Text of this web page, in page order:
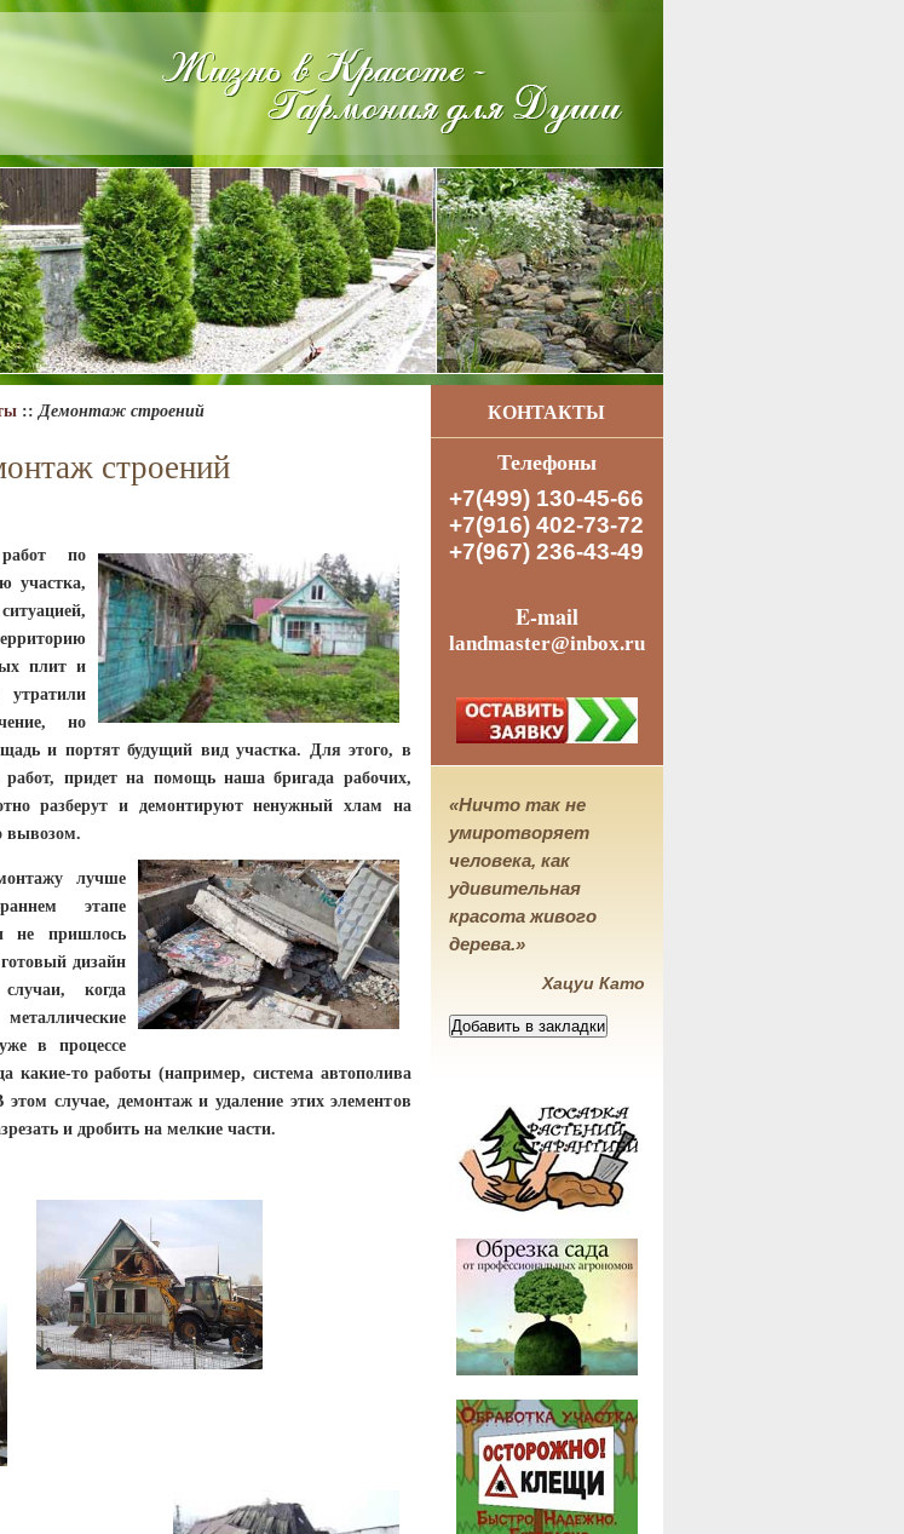
::Демонтаж строений
строений
по
участка,
плит и
но
и портят будущий вид участка. Для этого, в
придет на помощь наша бригада рабочих,
разберут и демонтируют ненужный хлам на
вывозом.
лучше
этапе
не пришлось
дизайн
когда
в процессе
какие-то работы (например, система автополива
случае, демонтаж и удаление этих элементов
и дробить на мелкие части.
КОНТАКТЫ
Телефоны
+7(499) 130-45-66
+7(916) 402-73-72
+7(967) 236-43-49
E-mail
landmaster@inbox.ru
«Ничто так не
умиротворяет
человека, как
удивительная
красота живого
дерева.»
Хацуи Като